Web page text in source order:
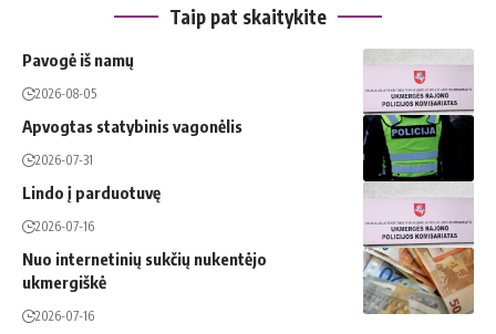
Taip pat skaitykite
Pavogė iš namų
2026-08-05
Apvogtas statybinis vagonėlis
2026-07-31
Lindo į parduotuvę
2026-07-16
Nuo internetinių sukčių nukentėjo
ukmergiškė
2026-07-16